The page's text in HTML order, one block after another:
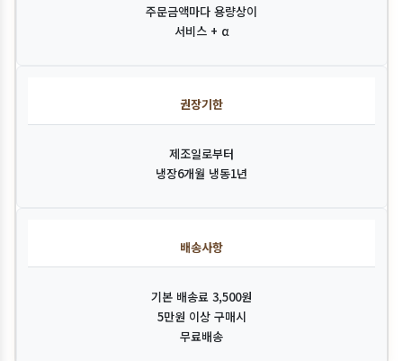
주문금액마다 용량상이
서비스 + α
권장기한
제조일로부터
냉장6개월 냉동1년
배송사항
기본 배송료 3,500원
5만원 이상 구매시
무료배송